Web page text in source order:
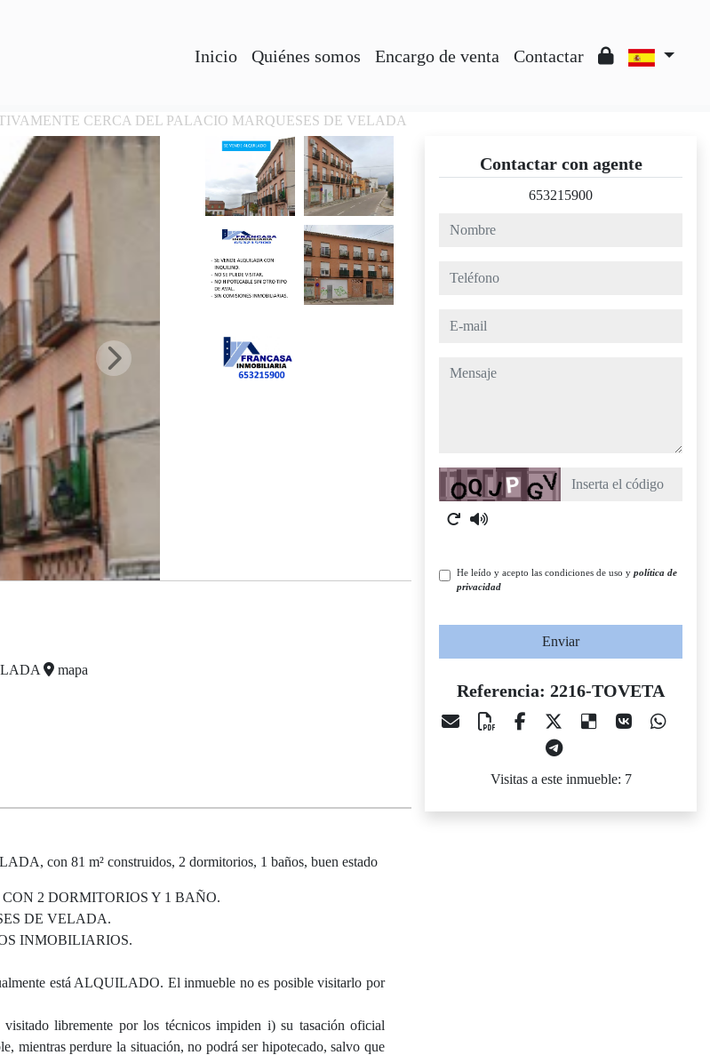
Inicio Quiénes somos Encargo de venta Contactar
CERCA DEL PALACIO MARQUESES DE VELADA
mapa
con 81 m² construidos, 2 dormitorios, 1 baños, buen estado
2 DORMITORIOS Y 1 BAÑO.
DE VELADA.
INMOBILIARIOS.
está ALQUILADO. El inmueble no es posible visitarlo por
libremente por los técnicos impiden i) su tasación oficial
mientras perdure la situación, no podrá ser hipotecado, salvo que
Contactar con agente
653215900
nombre
teléfono
e-mail
mensaje
Captcha
He leído y acepto las condiciones de uso y política de
privacidad
Enviar
Referencia: 2216-TOVETA
Visitas a este inmueble: 7